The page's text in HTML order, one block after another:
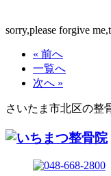
sorry,please forgive
« 前へ
一覧へ
次へ »
さいたま市北区の整